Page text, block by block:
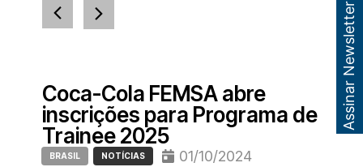
Coca-Cola FEMSA abre
inscrições para Programa de
Trainee 2025
BRASIL NOTÍCIAS 01/10/2024
Assinar Newsletter